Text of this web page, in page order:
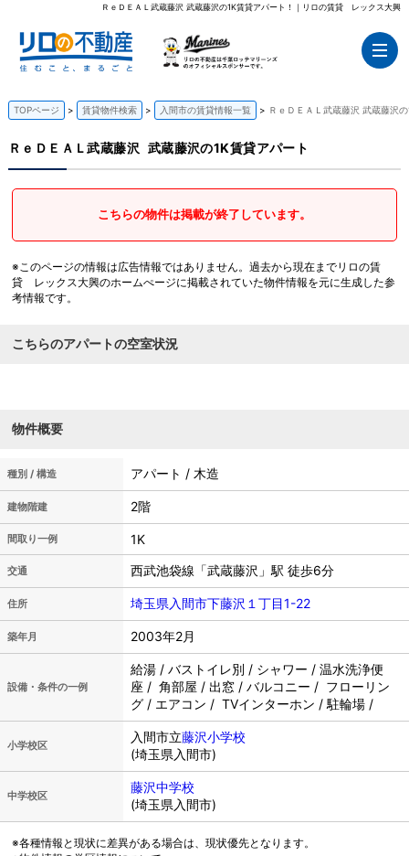
ＲｅＤＥＡＬ武蔵藤沢 武蔵藤沢の1K賃貸アパート！｜リロの賃貸 レックス大興
TOPページ 賃貸物件検索 入間市の賃貸情報一覧 ＲｅＤＥＡＬ武蔵藤沢 武蔵藤沢
ＲｅＤＥＡＬ武蔵藤沢 武蔵藤沢の1K賃貸アパート
こちらの物件は掲載が終了しています。
※このページの情報は広告情報ではありません。過去から現在までリロの賃
貸 レックス大興のホームぺージに掲載されていた物件情報を元に生成した参
考情報です。
こちらのアパートの空室状況
物件概要
種別 / 構造 アパート / 木造
建物階建 2階
間取り一例 1K
交通 西武池袋線「武蔵藤沢」駅 徒歩6分
住所 埼玉県入間市下藤沢１丁目1-22
築年月 2003年2月
設備・条件の一例
給湯 / バストイレ別 / シャワー / 温水洗浄便
座 / 角部屋 / 出窓 / バルコニー / フローリン
グ / エアコン / TVインターホン / 駐輪場 /
小学校区
入間市立藤沢小学校
(埼玉県入間市)
中学校区
藤沢中学校
(埼玉県入間市)
※各種情報と現状に差異がある場合は、現状優先となります。